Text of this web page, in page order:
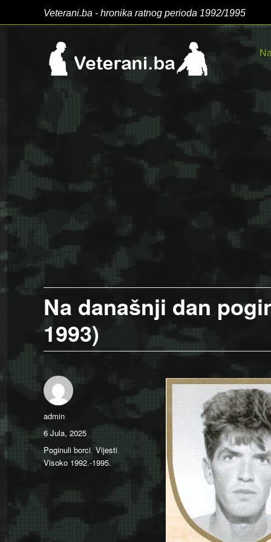
Veterani.ba - hronika ratnog perioda 1992/1995
Na današnji dan
1993)
Author
admin
Posted
on
6 Jula, 2025
Categories
Poginuli borci, Vijesti
Visoko 1992.-1995.